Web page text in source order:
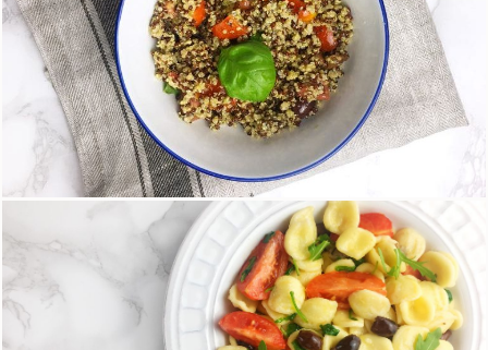
Quinoa con pomodorini, olive e basilico
15 Maggio 2018